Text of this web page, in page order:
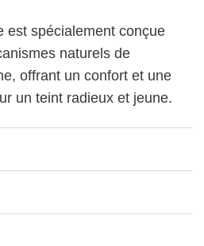
est spécialement conçue
naturels de
offrant un confort et une
un teint radieux et jeune.